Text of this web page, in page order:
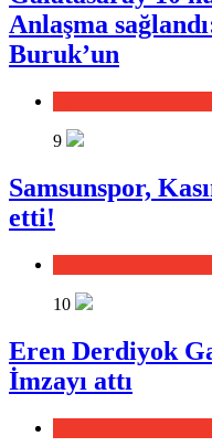
Anlaşma
Buruk’un
9
Samsunspor,
etti!
10
Eren Derdiyok
İmzayı attı